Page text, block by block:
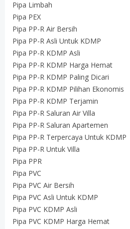
Pipa Limbah
Pipa PEX
Pipa PP-R Air Bersih
Pipa PP-R Asli Untuk KDMP
Pipa PP-R KDMP Asli
Pipa PP-R KDMP Harga Hemat
Pipa PP-R KDMP Paling Dicari
Pipa PP-R KDMP Pilihan Ekonomis
Pipa PP-R KDMP Terjamin
Pipa PP-R Saluran Air Villa
Pipa PP-R Saluran Apartemen
Pipa PP-R Terpercaya Untuk KDMP
Pipa PP-R Untuk Villa
Pipa PPR
Pipa PVC
Pipa PVC Air Bersih
Pipa PVC Asli Untuk KDMP
Pipa PVC KDMP Asli
Pipa PVC KDMP Harga Hemat